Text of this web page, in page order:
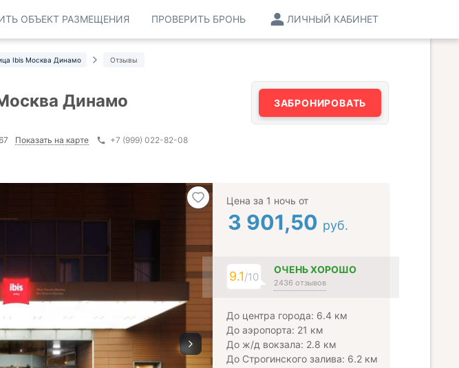
ЛИЧНЫЙ КАБИНЕТ
ПРОВЕРИТЬ БРОНЬ
ОБЪЕКТ РАЗМЕЩЕНИЯ
Ibis Москва Динамо Отзывы
Динамо
Показать на карте +7 (999) 022-82-08
ЗАБРОНИРОВАТЬ
Цена за 1 ночь от
3 901,50 руб.
9.1/10
ОЧЕНЬ ХОРОШО
2436 отзывов
До центра города: 6.4 км
До аэропорта: 21 км
До ж/д вокзала: 2.8 км
До Строгинского залива: 6.2 км